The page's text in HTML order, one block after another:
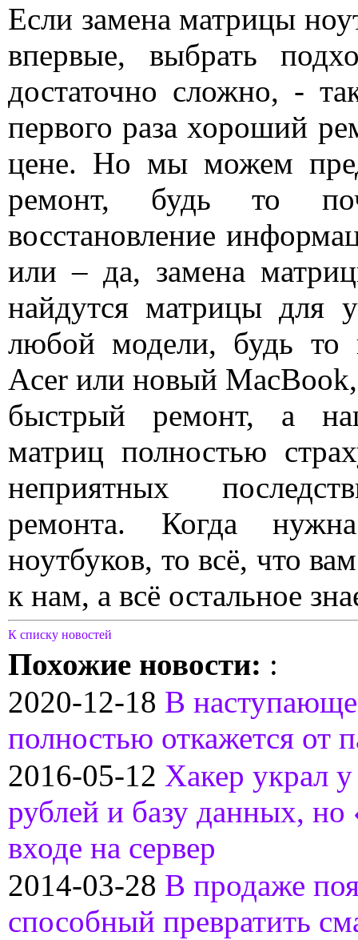
Если замена матрицы
впервые, выбрать
достаточно сложно, -
первого раза хороший
цене. Но мы можем
ремонт, будь то
восстановление
или – да, замена
найдутся матрицы для
любой модели, будь то
Acer или новый MacBook,
быстрый ремонт, а
матриц полностью
неприятных
ремонта. Когда
ноутбуков, то всё, что
к нам, а всё остальное
К списку новостей
Похожие новости: :
2020-12-18 В
полностью откажется от
2016-05-12 Хакер украл
рублей и базу данных, но
входе на сервер
2014-03-28 В продаже
способный превратить